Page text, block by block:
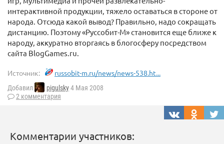
интерактивной продукции, тяжело оставаться в стороне от
народа. Отсюда какой вывод? Правильно, надо сокращать
дистанцию. Поэтому «Руссобит-М» становится еще ближе к
народу, аккуратно вторгаясь в блогосферу посредством
сайта BlogGames.ru.
Источник: russobit-m.ru/news/news-538.ht...
Добавил pigulsky4 Мая 2008
2 комментария
Комментарии участников: